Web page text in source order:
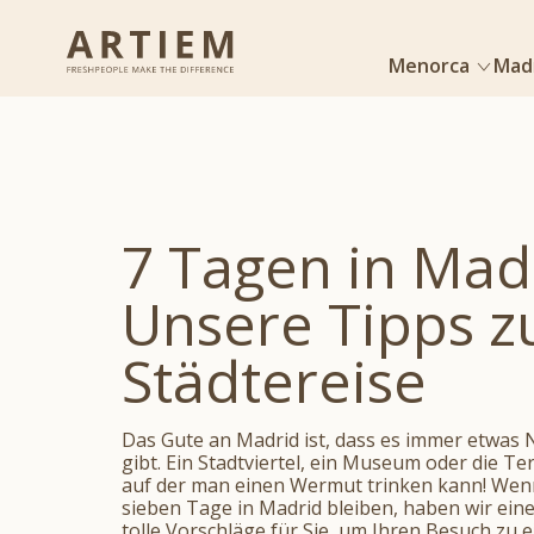
Menorca
7 Tagen in
Unsere Tipps
Städtereise
Das Gute an Madrid ist, dass es immer etwas
gibt. Ein Stadtviertel, ein Museum oder die
auf der man einen Wermut trinken kann!
sieben Tage in Madrid bleiben, haben wir